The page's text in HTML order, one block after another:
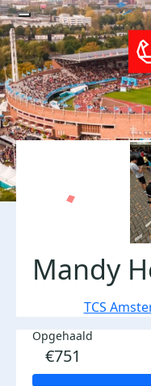
Mandy
TCS
Opgehaald
€751